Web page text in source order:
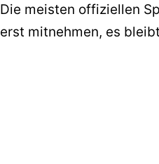
Die meisten offiziellen
erst mitnehmen, es